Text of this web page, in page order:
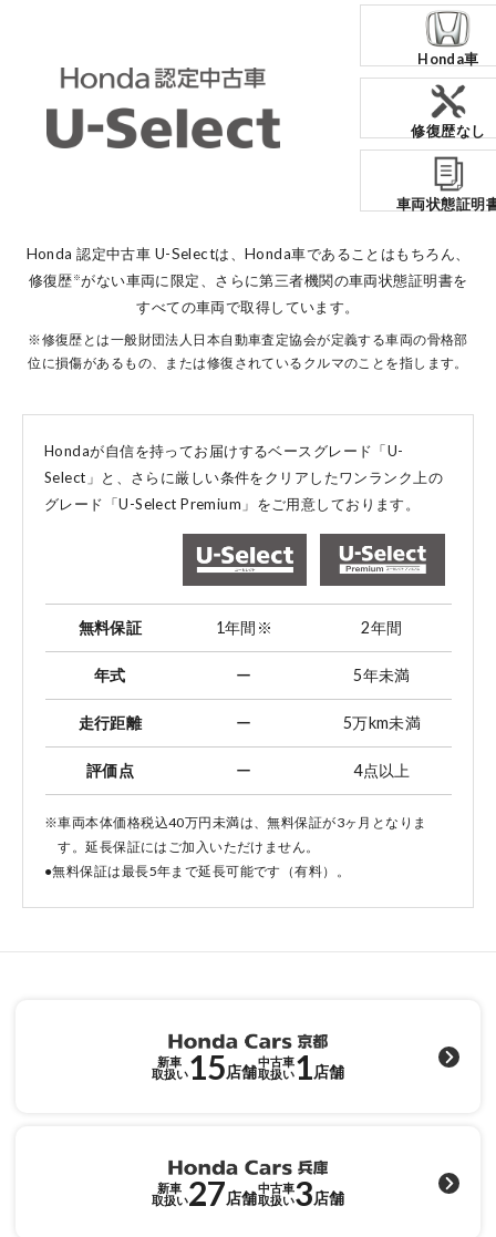
コーポレートサイト
点検・整備のご予約
コーポレートサイト
コーポレートサイト
コーポレートサイト
Honda車
修復歴なし
車両状態証明
Honda 認定中古車 U-Selectは、Honda車であることはもちろん、
修復歴 ※がない車両に限定、 さらに第三者機関の車両状態証明書を
すべての車両で取得しています。
※修復歴とは一般財団法人日本自動車査定協会が定義する車両の骨格部
位に損傷があるもの、または修復されているクルマのことを指します。
Hondaが自信を持ってお届けするベースグレード「U-
Select」と、 さらに厳しい条件をクリアしたワンランク上の
グレード「U-Select Premium」をご用意しております。
無料保証 1年間 ※ 2年間
年式 ー 5年未満
走行距離 ー 5万km未満
評価点 ー 4点以上
※車両本体価格税込40万円未満は、無料保証が3ヶ月となりま
す。延長保証にはご加入いただけません。
●無料保証は最長5年まで延長可能です（有料）。
新車
取扱い15店舗
中古車
取扱い1店舗
新車
取扱い27店舗
中古車
取扱い3店舗